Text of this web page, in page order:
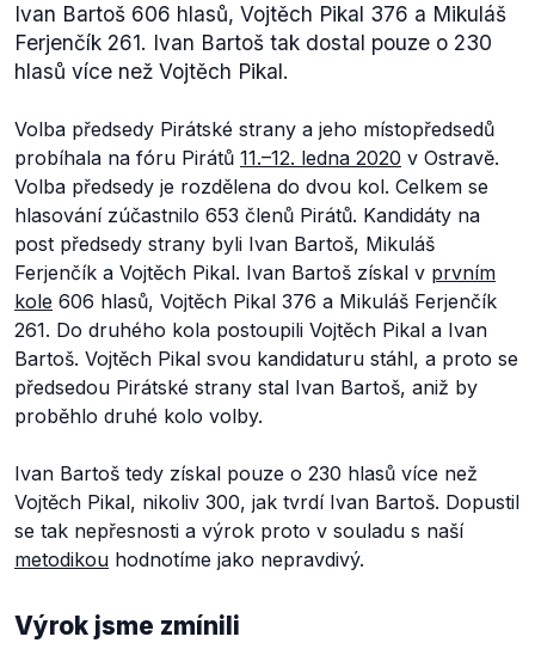
Ivan Bartoš 606 hlasů, Vojtěch Pikal 376 a Mikuláš
Ferjenčík 261. Ivan Bartoš tak dostal pouze o 230
hlasů více než Vojtěch Pikal.
Volba předsedy Pirátské strany a jeho místopředsedů
probíhala na fóru Pirátů 11.–12. ledna 2020 v Ostravě.
Volba předsedy je rozdělena do dvou kol. Celkem se
hlasování zúčastnilo 653 členů Pirátů. Kandidáty na
post předsedy strany byli Ivan Bartoš, Mikuláš
Ferjenčík a Vojtěch Pikal. Ivan Bartoš získal v prvním
kole 606 hlasů, Vojtěch Pikal 376 a Mikuláš Ferjenčík
261. Do druhého kola postoupili Vojtěch Pikal a Ivan
Bartoš. Vojtěch Pikal svou kandidaturu stáhl, a proto se
předsedou Pirátské strany stal Ivan Bartoš, aniž by
proběhlo druhé kolo volby.
Ivan Bartoš tedy získal pouze o 230 hlasů více než
Vojtěch Pikal, nikoliv 300, jak tvrdí Ivan Bartoš. Dopustil
se tak nepřesnosti a výrok proto v souladu s naší
metodikou hodnotíme jako nepravdivý.
Výrok jsme zmínili